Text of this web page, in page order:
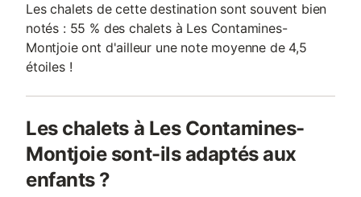
Les chalets de cette destination sont souvent bien
notés : 55 % des chalets à Les Contamines-
Montjoie ont d'ailleur une note moyenne de 4,5
étoiles !
Les chalets à Les Contamines-
Montjoie sont-ils adaptés aux
enfants ?